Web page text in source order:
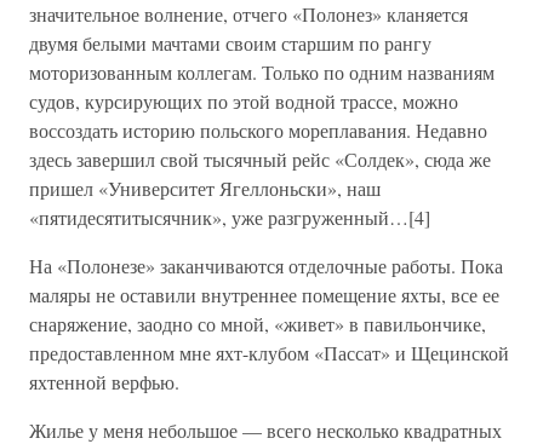
значительное волнение, отчего «Полонез» кланяется
двумя белыми мачтами своим старшим по рангу
моторизованным коллегам. Только по одним названиям
судов, курсирующих по этой водной трассе, можно
воссоздать историю польского мореплавания. Недавно
здесь завершил свой тысячный рейс «Солдек», сюда же
пришел «Университет Ягеллоньски», наш
«пятидесятитысячник», уже разгруженный…[4]
На «Полонезе» заканчиваются отделочные работы. Пока
маляры не оставили внутреннее помещение яхты, все ее
снаряжение, заодно со мной, «живет» в павильончике,
предоставленном мне яхт-клубом «Пассат» и Щецинской
яхтенной верфью.
Жилье у меня небольшое — всего несколько квадратных